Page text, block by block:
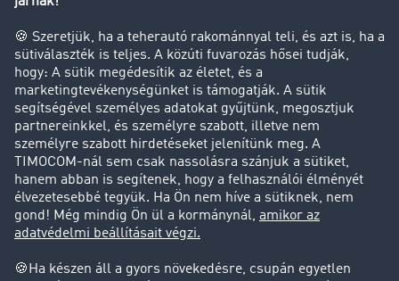
Cég
Sikertörténetek
Ügyfél hoz ügyfelet
Jogi információk
Impresszum